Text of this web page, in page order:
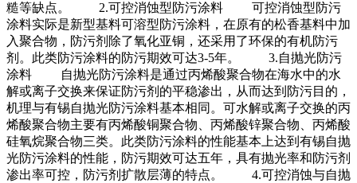
糙等缺点。 2.可控消蚀型防污涂料 可控消蚀型防污
涂料实际是新型基料可溶型防污涂料，在原有的松香基料中加
入聚合物，防污剂除了氧化亚铜，还采用了环保的有机防污
剂。此类防污涂料的防污期效可达3-5年。 3.自抛光防污
涂料 自抛光防污涂料是通过丙烯酸聚合物在海水中的水
解或离子交换来保证防污剂的平稳渗出，从而达到防污目的，
机理与有锡自抛光防污涂料基本相同。可水解或离子交换的丙
烯酸聚合物主要有丙烯酸铜聚合物、丙烯酸锌聚合物、丙烯酸
硅氧烷聚合物三类。此类防污涂料的性能基本上达到有锡自抛
光防污涂料的性能，防污期效可达五年，具有抛光率和防污剂
渗出率可控，防污剂扩散层薄的特点。 4.可控消蚀与自抛